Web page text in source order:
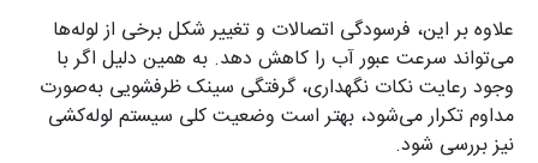
علاوه بر این، فرسودگی اتصالات و تغییر شکل برخی از لوله‌ها
می‌تواند سرعت عبور آب را کاهش دهد. به همین دلیل اگر با
وجود رعایت نکات نگهداری، گرفتگی سینک ظرفشویی به‌صورت
مداوم تکرار می‌شود، بهتر است وضعیت کلی سیستم لوله‌کشی
نیز بررسی شود.